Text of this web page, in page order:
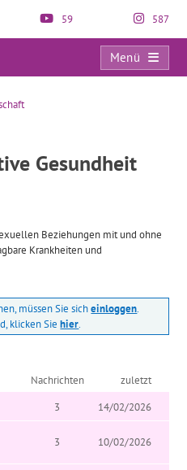
59 587
Menü
Gesundheit
Beziehungen mit und ohne
Krankheiten und
müssen Sie sicheinloggen.
klicken Siehier.
Nachrichten
zuletzt
3
14/02/2026
3 10/02/2026